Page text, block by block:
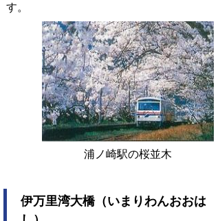
す。
浦ノ崎駅の桜並木
伊万里湾大橋（いまりわんおおは